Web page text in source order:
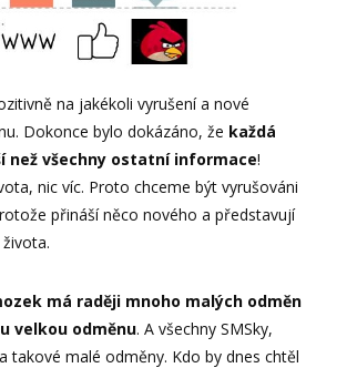
na jakékoli vyrušení a nové
Dokonce bylo dokázáno, že každá
než všechny ostatní informace!
nic víc. Proto chceme být vyrušováni
přináší něco nového a představují
má raději mnoho malých odměn
velkou odměnu. A všechny SMSky,
malé odměny. Kdo by dnes chtěl